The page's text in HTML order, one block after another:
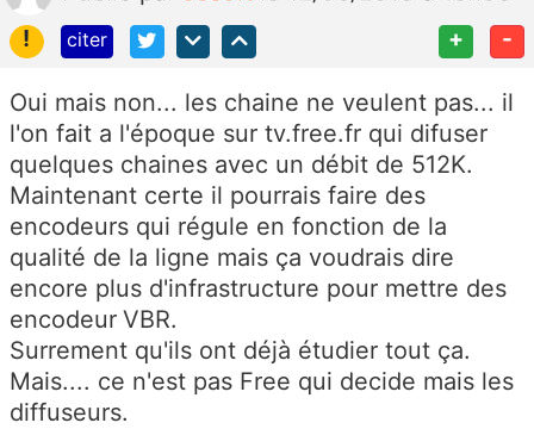
!
citer + -
Oui mais non... les chaine ne veulent pas... il
l'on fait a l'époque sur tv.free.fr qui difuser
quelques chaines avec un débit de 512K.
Maintenant certe il pourrais faire des
encodeurs qui régule en fonction de la
qualité de la ligne mais ça voudrais dire
encore plus d'infrastructure pour mettre des
encodeur VBR.
Surrement qu'ils ont déjà étudier tout ça.
Mais.... ce n'est pas Free qui decide mais les
diffuseurs.